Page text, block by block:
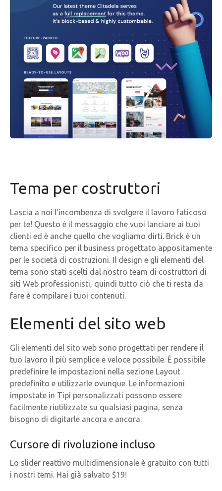
Tema per costruttori
Lascia a noi l'incombenza di svolgere il lavoro faticoso
per te! Questo è il messaggio che vuoi lanciare ai tuoi
clienti ed è anche quello che vogliamo dirti. Brick è un
tema specifico per il business progettato appositamente
per le società di costruzioni. Il design e gli elementi del
tema sono stati scelti dal nostro team di costruttori di
siti Web professionisti, quindi tutto ciò che ti resta da
fare è compilare i tuoi contenuti.
Elementi del sito web
Gli elementi del sito web sono progettati per rendere il
tuo lavoro il più semplice e veloce possibile. È possibile
predefinire le impostazioni nella sezione Layout
predefinito e utilizzarle ovunque. Le informazioni
impostate in Tipi personalizzati possono essere
facilmente riutilizzate su qualsiasi pagina, senza
bisogno di digitarle ancora e ancora.
Cursore di rivoluzione incluso
Lo slider reattivo multidimensionale è gratuito con tutti
i nostri temi. Hai già salvato $19!